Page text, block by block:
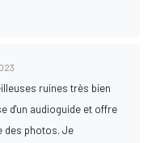
ruines très bien
d'un audioguide et offre
des photos. Je